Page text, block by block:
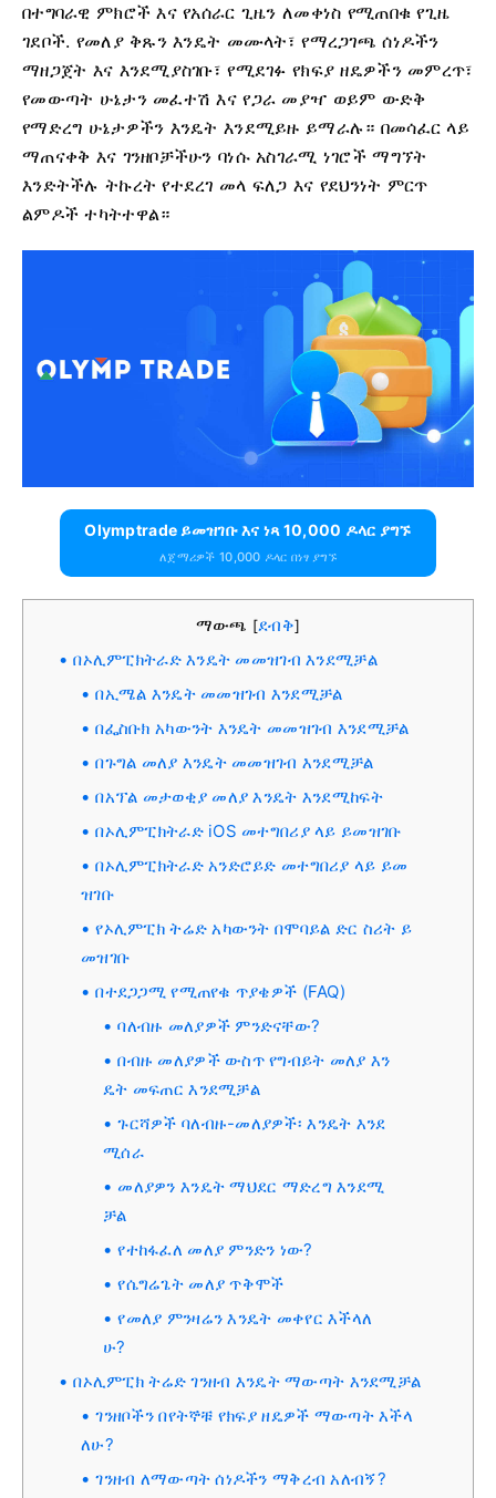
በተግባራዊ ምክሮች እና የአሰራር ጊዜን ለመቀነስ የሚጠበቁ የጊዜ
ገደቦች. የመለያ ቅጹን እንዴት መሙላት፣ የማረጋገጫ ሰነዶችን
ማዘጋጀት እና እንደሚያስገቡ፣ የሚደገፉ የክፍያ ዘዴዎችን መምረጥ፣
የመውጣት ሁኔታን መፈተሽ እና የጋራ መያዣ ወይም ውድቅ
የማድረግ ሁኔታዎችን እንዴት እንደሚይዙ ይማራሉ። በመሳፈር ላይ
ማጠናቀቅ እና ገንዘቦቻችሁን ባነሱ አስገራሚ ነገሮች ማግኘት
እንድትችሉ ትኩረት የተደረገ መላ ፍለጋ እና የደህንነት ምርጥ
ልምዶች ተካትተዋል።
Olymptrade ይመዝገቡ እና ነጻ 10,000 ዶላር ያግኙ
ለጀማሪዎች 10,000 ዶላር በነፃ ያግኙ
ማውጫ [ደብቅ]
በኦሊምፒክትራድ እንዴት መመዝገብ እንደሚቻል
በኢሜል እንዴት መመዝገብ እንደሚቻል
በፌስቡክ አካውንት እንዴት መመዝገብ እንደሚቻል
በጉግል መለያ እንዴት መመዝገብ እንደሚቻል
በአፕል መታወቂያ መለያ እንዴት እንደሚከፍት
በኦሊምፒክትራድ iOS መተግበሪያ ላይ ይመዝገቡ
በኦሊምፒክትራድ አንድሮይድ መተግበሪያ ላይ ይመ
ዝገቡ
የኦሊምፒክ ትሬድ አካውንት በሞባይል ድር ስሪት ይ
መዝገቡ
በተደጋጋሚ የሚጠየቁ ጥያቄዎች (FAQ)
ባለብዙ መለያዎች ምንድናቸው?
በብዙ መለያዎች ውስጥ የግብይት መለያ እን
ዴት መፍጠር እንደሚቻል
ጉርሻዎች ባለብዙ-መለያዎች፡ እንዴት እንደ
ሚሰራ
መለያዎን እንዴት ማህደር ማድረግ እንደሚ
ቻል
የተከፋፈለ መለያ ምንድን ነው?
የሴግሬጌት መለያ ጥቅሞች
የመለያ ምንዛሬን እንዴት መቀየር እችላለ
ሁ?
በኦሊምፒክ ትሬድ ገንዘብ እንዴት ማውጣት እንደሚቻል
ገንዘቦችን በየትኞቹ የክፍያ ዘዴዎች ማውጣት እችላ
ለሁ?
ገንዘብ ለማውጣት ሰነዶችን ማቅረብ አለብኝ?